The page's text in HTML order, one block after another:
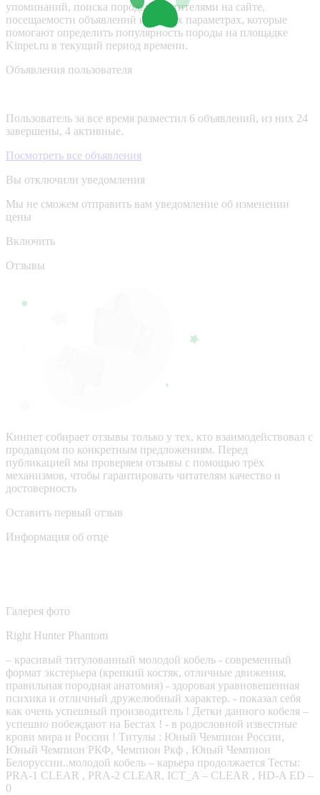
упоминаний, поиска породы посетителями на сайте,
посещаемости объявлений и других параметрах, которые
помогают определить популярность породы на площадке
Kinpet.ru в текущий период времени.
Объявления пользователя
Пользователь за все время разместил 6 объявлений, из них 24
завершены, 4 активные.
Посмотреть все объявления
Вы отключили уведомления
Мы не сможем отправить вам уведомление об изменении
цены
Включить
Отзывы
Кинпет собирает отзывы только у тех, кто взаимодействовал с
продавцом по конкретным предложениям. Перед
публикацией мы проверяем отзывы с помощью трёх
механизмов, чтобы гарантировать читателям качество и
достоверность
Оставить первый отзыв
Информация об отце
Галерея фото
Right Hunter Phantom
– красивый титулованный молодой кобель - современный
формат экстерьера (крепкий костяк, отличные движения,
правильная породная анатомия) - здоровая уравновешенная
психика и отличный дружелюбный характер. - показал себя
как очень успешный производитель ! Детки данного кобеля –
успешно побеждают на Бестах ! - в родословной известные
крови мира и России ! Титулы : Юный Чемпион России,
Юный Чемпион РКФ, Чемпион Ркф , Юный Чемпион
Белоруссии..молодой кобель – карьера продолжается Тесты:
PRA-1 CLEAR , PRA-2 CLEAR, ICT_A – CLEAR , HD-A ED –
0